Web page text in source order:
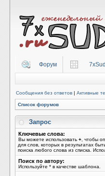
Форум
Сообщения без ответов | Активные
Список форумов
Запрос
Ключевые слова:
Вы можете использовать + , чтобы
для слов, которых в результатах
поиска любого слова из списка.
Поиск по автору:
Используйте * в качестве шаблона.